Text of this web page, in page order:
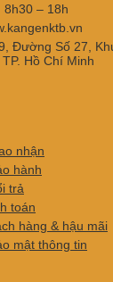
8h30 – 18h
Đường Số 27,
Hồ Chí Minh
nhận
hành
trả
toán
hàng & hậu mãi
mật thông tin